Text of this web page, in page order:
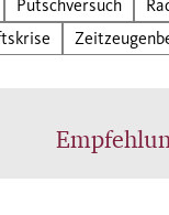
Putschversuch